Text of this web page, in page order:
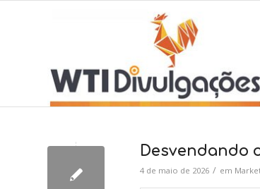
Desvendando
4 de maio de 2026 / em